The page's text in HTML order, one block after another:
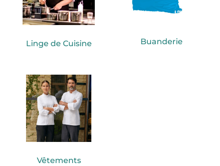
Linge de Cuisine Buanderie
Vêtements